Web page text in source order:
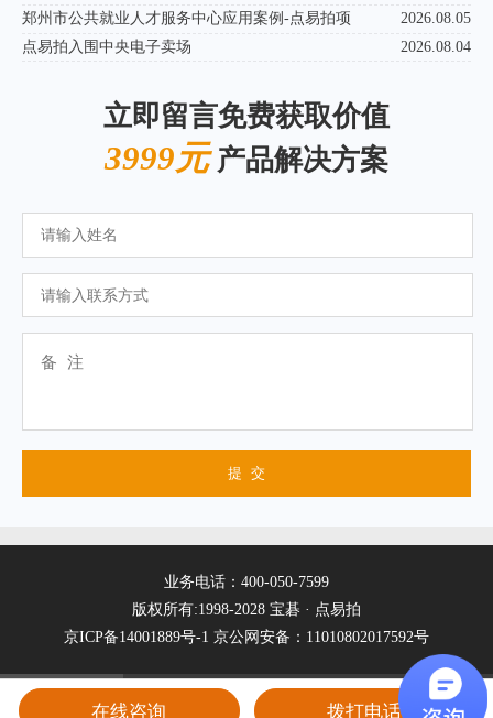
郑州市公共就业人才服务中心应用案例-点易拍项
2026.08.05
点易拍入围中央电子卖场
2026.08.04
立即留言免费获取价值
3999元产品解决方案
业务电话：400-050-7599
版权所有:1998-2028 宝碁 · 点易拍
京ICP备14001889号-1 京公网安备：11010802017592号
在线咨询 拨打电话